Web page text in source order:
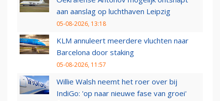
aan aanslag op luchthaven Leipzig
05-08-2026, 13:18
KLM annuleert meerdere vluchten naar
Barcelona door staking
05-08-2026, 11:57
Willie Walsh neemt het roer over bij
IndiGo: 'op naar nieuwe fase van groei'